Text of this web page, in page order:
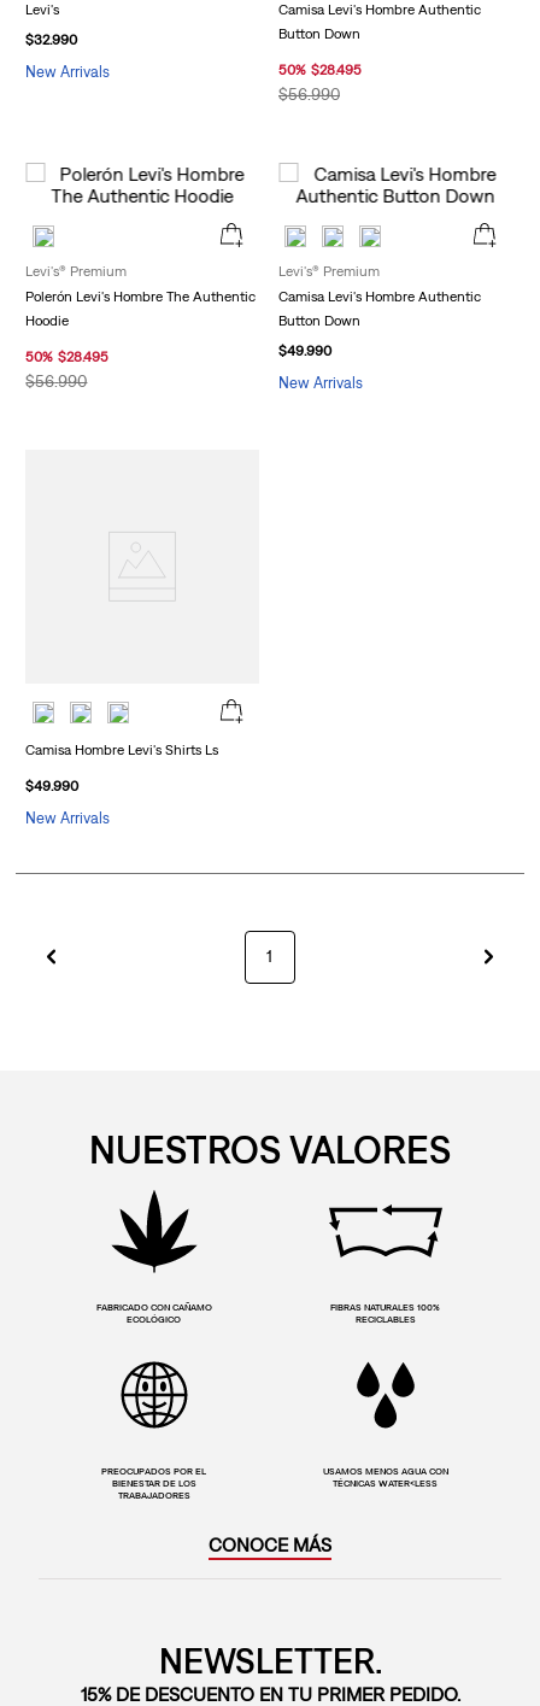
Levi's
$32.990
New Arrivals
Camisa Levi's Hombre Authentic
Button Down
50% $28.495
$56.990
Levi's® Premium
Polerón Levi's Hombre The Authentic
Hoodie
50% $28.495
$56.990
Levi's® Premium
Camisa Levi's Hombre Authentic
Button Down
$49.990
New Arrivals
Camisa Hombre Levi's Shirts Ls
$49.990
New Arrivals
1
NUESTROS VALORES
FABRICADO CON CAÑAMO
ECOLÓGICO
FIBRAS NATURALES 100%
RECICLABLES
PREOCUPADOS POR EL
BIENESTAR DE LOS
TRABAJADORES
USAMOS MENOS AGUA CON
TÉCNICAS WATER<LESS
CONOCE MÁS
NEWSLETTER.
15% DE DESCUENTO EN TU PRIMER PEDIDO.